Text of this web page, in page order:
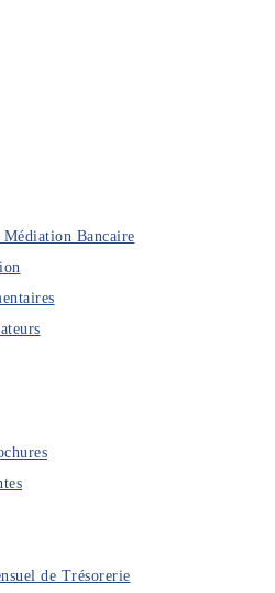
Bancaire
de Trésorerie